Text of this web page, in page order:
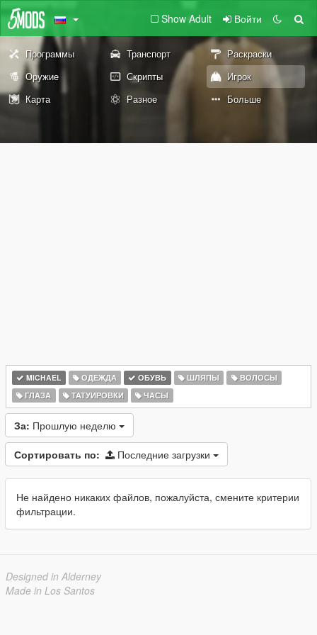
Show Adult Войти
Программы Транспорт
Раскраски
Оружие
Скрипты
Игрок
Карта
Разное Больше
MICHAEL ОДЕЖДА ОБУВЬ ШЛЯПЫ
ВОЛОСЫ
ГЛАЗА
ТАТУИРОВКИ ЧАСЫ
За: Прошлую неделю
Сортировать по: Последние загрузки
Не найдено никаких файлов, пожалуйста, смените критерии
фильтрации.
Designed in Alderney
Made in Los Santos